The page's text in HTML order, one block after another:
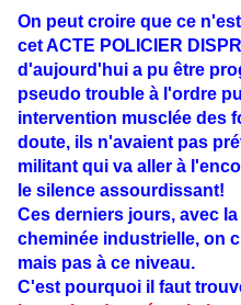
On peut croire que ce
cet ACTE POLICIER
d'aujourd'hui a pu être
pseudo trouble à l'ordre
intervention musclée des
doute, ils n'avaient pas
militant qui va aller à
le silence assourdissant!
Ces derniers jours, avec
cheminée industrielle, on
mais pas à ce niveau.
C'est pourquoi il faut